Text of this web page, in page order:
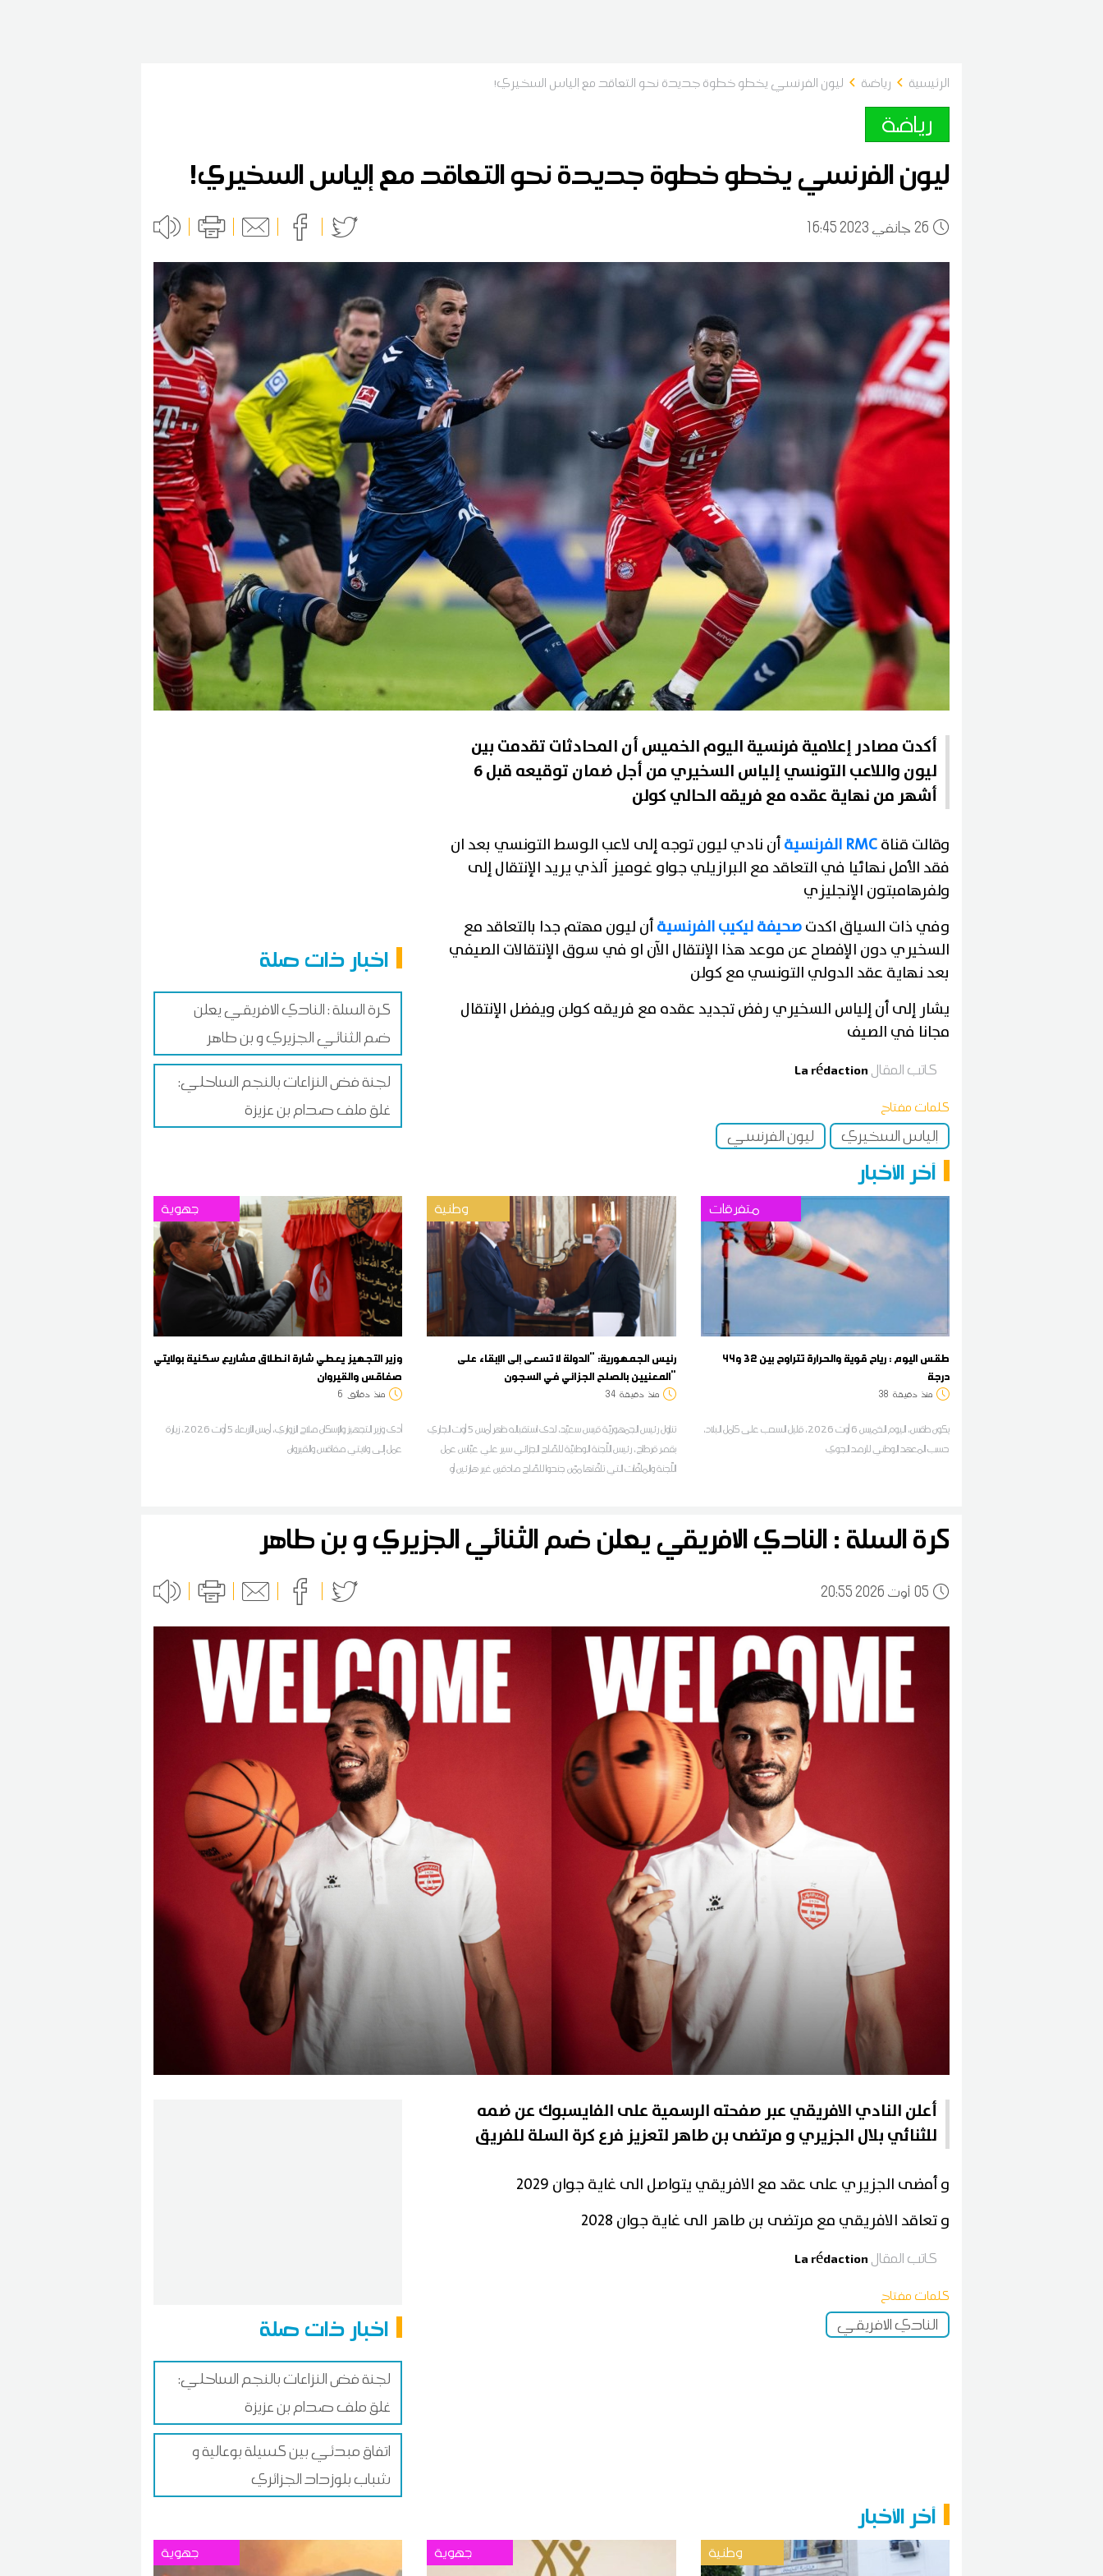
الرئيسية رياضة ليون الفرنسي يخطو خطوة جديدة نحو التعاقد مع إلياس السخيري!
رياضة
ليون الفرنسي يخطو خطوة جديدة نحو التعاقد مع إلياس السخيري!
26 16:45 2023 جانفي
اخبار ذات صلة
كرة السلة : النادي الافريقي يعلن
ضم الثنائي الجزيري و بن طاهر
لجنة فض النزاعات بالنجم الساحلي:
غلق ملف صدام بن عزيزة
أكدت مصادر إعلامية فرنسية اليوم الخميس أن المحادثات تقدمت بين
ليون واللاعب التونسي إلياس السخيري من أجل ضمان توقيعه قبل 6
أشهر من نهاية عقده مع فريقه الحالي كولن
وقالت قناةRMC الفرنسية
أن نادي ليون توجه إلى لاعب الوسط التونسي بعد ان
فقد الأمل نهائيا في التعاقد مع البرازيلي جواو غوميز آلذي يريد الإنتقال إلى
ولفرهامبتون الإنجليزي
وفي ذات السياق اكدتصحيفة ليكيب الفرنسيةأن ليون مهتم جدا بالتعاقد مع
السخيري دون الإفصاح عن موعد هذا الإنتقال الآن او في سوق الإنتقالات الصيفي
بعد نهاية عقد الدولي التونسي مع كولن
يشار إلى أن إلياس السخيري رفض تجديد عقده مع فريقه كولن ويفضل الإنتقال
مجانا في الصيف
كاتب المقال La rédaction
كلمات مفتاح
إلياس السخيري ليون الفرنسي
آخر الأخبار
جهوية
وزير التجهيز يعطي شارة انطلاق مشاريع سكنية بولايتي
صفاقس والقيروان
منذ دقائق 6
أدى وزير التجهيز والإسكان صلاح الزواري، أمس الأربعاء 5 أوت 2026، زيارة
عمل إلى ولايتي صفاقس والقيروان
وطنية
رئيس الجمهورية: "الدولة لا تسعى إلى الإبقاء على
المعنيين بالصلح الجزائي في السجون"
منذ دقيقة 34
تناول رئيس الجمهوريّة قيس سعيّد، لدى استقباله ظهر أمس 5 أوت الجاري
بقصر قرطاج، رئيس اللّجنة الوطنيّة للصّلح الجزائي سير علي عبّاس عمل
اللّجنة والملفّات التي تلقّتها ممّن جنحوا للصّلح صادقين غير هازئين أو
متفرقات
طقس اليوم : رياح قوية والحرارة تتراوح بين 32 و44
درجة
منذ دقيقة 38
يكون طقس، اليوم الخميس 6 أوت 2026، قليل السحب على كامل البلاد،
حسب المعهد الوطني للرصد الجوي
كرة السلة : النادي الافريقي يعلن ضم الثنائي الجزيري و بن طاهر
0520:55 2026 أوت
اخبار ذات صلة
لجنة فض النزاعات بالنجم الساحلي:
غلق ملف صدام بن عزيزة
اتفاق مبدئي بين كسيلة بوعالية و
شباب بلوزداد الجزائري
أعلن النادي الافريقي عبر صفحته الرسمية على الفايسبوك عن ضمه
للثنائي بلال الجزيري و مرتضى بن طاهر لتعزيز فرع كرة السلة للفريق
و أمضى الجزيري على عقد مع الافريقي يتواصل الى غاية جوان 2029
و تعاقد الافريقي مع مرتضى بن طاهر الى غاية جوان 2028
كاتب المقال La rédaction
كلمات مفتاح
النادي الافريقي
آخر الأخبار
جهوية جهوية وطنية